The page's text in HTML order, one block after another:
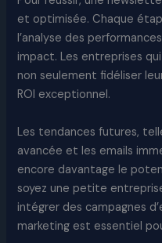
et optimisée. Chaque
l’analyse des
impact. Les entreprises
non seulement fidéliser
ROI exceptionnel.
Les tendances futures,
avancée et les emails
encore davantage le
soyez une petite
intégrer des campagnes
marketing est essentiel